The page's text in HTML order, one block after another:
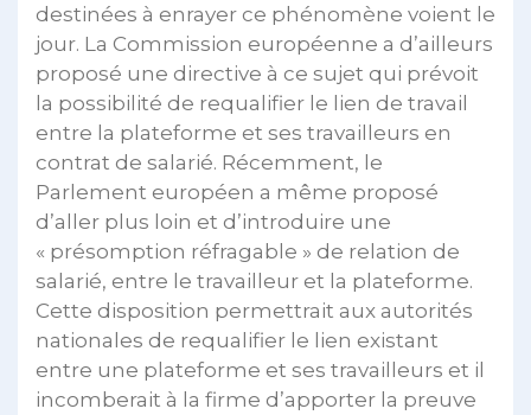
destinées à enrayer ce phénomène voient le
jour. La Commission européenne a d’ailleurs
proposé une directive à ce sujet qui prévoit
la possibilité de requalifier le lien de travail
entre la plateforme et ses travailleurs en
contrat de salarié. Récemment, le
Parlement européen a même proposé
d’aller plus loin et d’introduire une
« présomption réfragable » de relation de
salarié, entre le travailleur et la plateforme.
Cette disposition permettrait aux autorités
nationales de requalifier le lien existant
entre une plateforme et ses travailleurs et il
incomberait à la firme d’apporter la preuve